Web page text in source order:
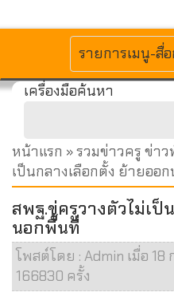
MENU
รายการเมนู-สื่
เครื่องมือค้นหา
หน้าแรก »รวมข่าวครู ข่าว
เป็นกลางเลือกตั้ง ย้ายออ
สพฐ.ขู่ครูวางตัวไม่เป็
นอกพื้นที่
โพสต์โดย : Admin เมื่อ 18
166830 ครั้ง